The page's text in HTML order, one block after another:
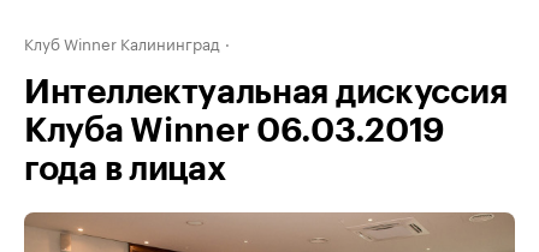
Клуб Winner Калининград
Интеллектуальная дискуссия
Клуба Winner 06.03.2019
года в лицах